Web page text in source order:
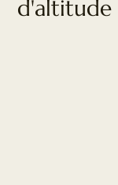
d'altitude